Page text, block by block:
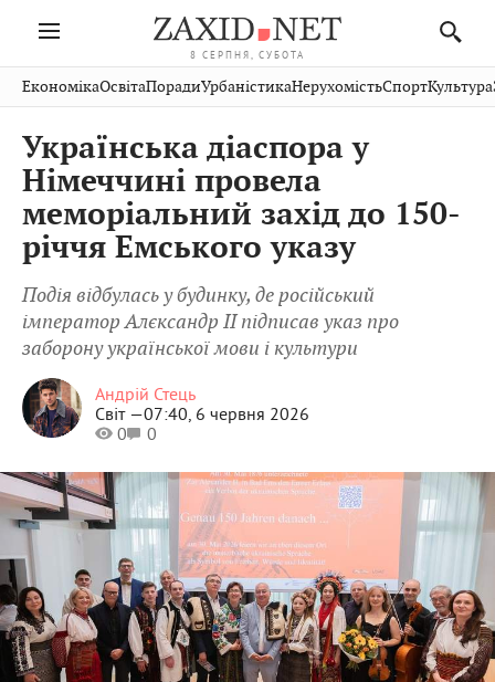
8 СЕРПНЯ, СУБОТА
Івано-
Франківськ
Тернопіль
Волинь
Закарпаття
Рівне
Шептицький
Стрий
Хмельницький
Публікації
Авто СловкоКультура
Кіно Дім Спорт
ФотоОсвіта
тварини
ЕкономікаОсвітаПорадиУрбаністикаНерухомістьСпортКультура
Українська діаспора у
Німеччині провела
меморіальний захід до 150-
річчя Емського указу
Подія відбулась у будинку, де російський
імператор Алєксандр ІІ підписав указ про
заборону української мови і культури
Андрій Стець
Світ —07:40, 6 червня 2026
0
0